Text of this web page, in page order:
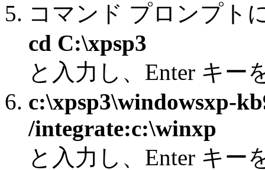
コマンド プロンプト
cd C:\xpsp3
と入力し、Enter キー
c:\xpsp3\windowsxp-
/integrate:c:\winxp
と入力し、Enter キー